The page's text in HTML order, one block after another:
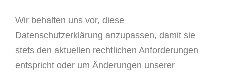
Wir behalten uns vor, diese
Datenschutzerklärung anzupassen, damit sie
stets den aktuellen rechtlichen Anforderungen
entspricht oder um Änderungen unserer